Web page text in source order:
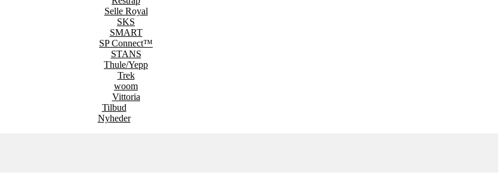
Selle Royal
SKS
SMART
SP Connect™
STANS
Thule/Yepp
Trek
woom
Vittoria
Tilbud
Nyheder